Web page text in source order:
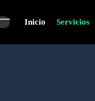
Inicio Servicios